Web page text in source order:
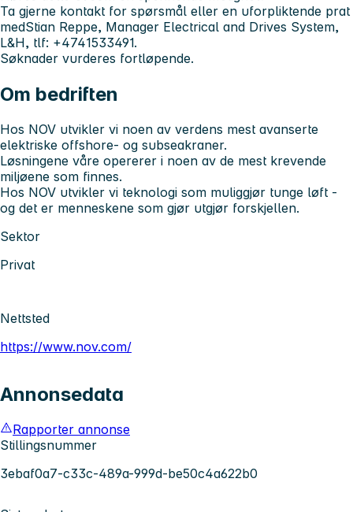
Ta gjerne kontakt for spørsmål eller en uforpliktende prat
medStian Reppe, Manager Electrical and Drives System,
L&H, tlf: +4741533491.
Søknader vurderes fortløpende.
Om bedriften
Hos NOV utvikler vi noen av verdens mest avanserte
elektriske offshore- og subseakraner.
Løsningene våre opererer i noen av de mest krevende
miljøene som finnes.
Hos NOV utvikler vi teknologi som muliggjør tunge løft -
og det er menneskene som gjør utgjør forskjellen.
Sektor
Privat
Nettsted
https://www.nov.com/
Annonsedata
Rapporter annonse
Stillingsnummer
3ebaf0a7-c33c-489a-999d-be50c4a622b0